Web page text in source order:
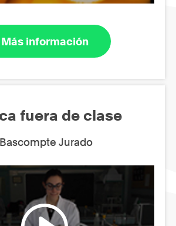
Más información
fuera de clase
Jurado